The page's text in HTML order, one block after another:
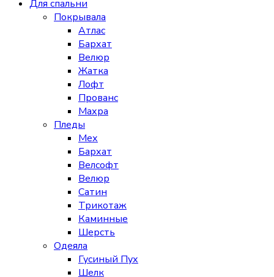
Для спальни
Покрывала
Атлас
Бархат
Велюр
Жатка
Лофт
Прованс
Махра
Пледы
Мех
Бархат
Велсофт
Велюр
Сатин
Трикотаж
Каминные
Шерсть
Одеяла
Гусиный Пух
Шелк